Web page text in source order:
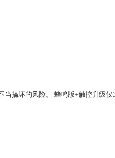
搞坏的风险。 蜂鸣版+触控升级仅